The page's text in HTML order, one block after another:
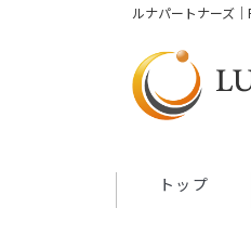
ルナパートナーズ
トップ